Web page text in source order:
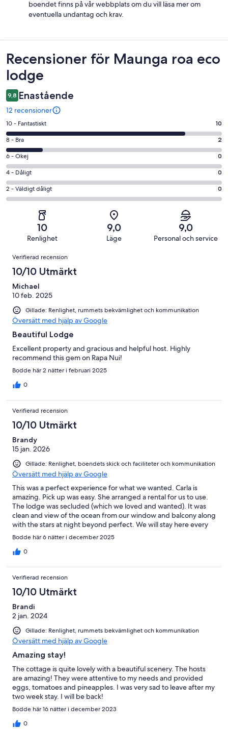
boendet finns på vår webbplats om du vill läsa mer om
eventuella undantag och krav.
Recensioner
Recensioner för Maunga roa eco
lodge
9,8 Enastående
12 recensioner
10
-
Fantastiskt
i
betyg.
10
av
12
recensioner
10 - Fantastiskt 10
8
-
Bra
i
betyg.
2
av
recensioner
8 - Bra 2
6
-
Okej
i
betyg.
recensioner
6 - Okej 0
4
-
Dåligt
recensioner
4 - Dåligt 0
2
-
betyg.
recensioner
2 - Väldigt dåligt 0
10
Renlighet
9,0
Läge
9,0
Personal och service
Recensioner
Verifierad recension
10/10 Utmärkt
Michael
10 feb. 2025
Gillade: Renlighet, rummets bekvämlighet och kommunikation
Översätt med hjälp av Google
Beautiful Lodge
Excellent property and gracious and helpful host. Highly
recommend this gem on Rapa Nui!
Bodde här 2 nätter i februari 2025
0
Verifierad recension
10/10 Utmärkt
Brandy
15 jan. 2026
Gillade: Renlighet, boendets skick och faciliteter och kommunikation
Översätt med hjälp av Google
This was a perfect experience for what we wanted. Carla is
amazing. Pick up was easy. She arranged a rental for us to use.
The lodge was secluded (which we loved and wanted). It was
clean and view of the ocean from our window and balcony along
with the stars at night beyond perfect. We will stay here every
time we visit.
Bodde här 6 nätter i december 2025
0
Verifierad recension
10/10 Utmärkt
Brandi
2 jan. 2024
Gillade: Renlighet, rummets bekvämlighet och kommunikation
Översätt med hjälp av Google
Amazing stay!
The cottage is quite lovely with a beautiful scenery. The hosts
are amazing! They were attentive to my needs and provided
eggs, tomatoes and pineapples. I was very sad to leave after my
two week stay. I will be back!
Bodde här 16 nätter i december 2023
0